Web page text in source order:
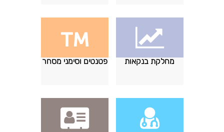
מחלקת בנקאות פטנטים וסימני מסחר